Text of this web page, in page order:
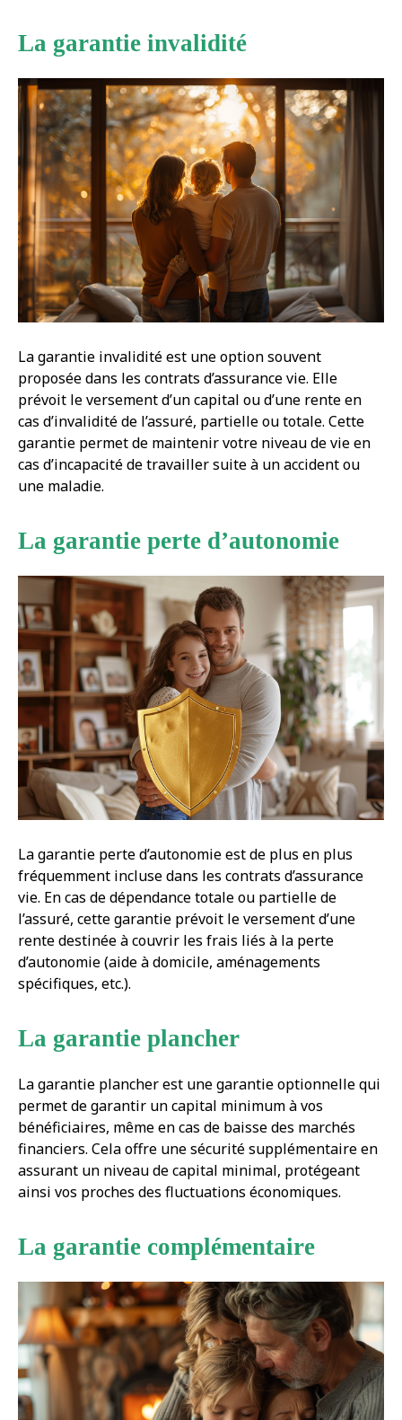
La garantie invalidité
La garantie invalidité est une option souvent
proposée dans les contrats d’assurance vie. Elle
prévoit le versement d’un capital ou d’une rente en
cas d’invalidité de l’assuré, partielle ou totale. Cette
garantie permet de maintenir votre niveau de vie en
cas d’incapacité de travailler suite à un accident ou
une maladie.
La garantie perte d’autonomie
La garantie perte d’autonomie est de plus en plus
fréquemment incluse dans les contrats d’assurance
vie. En cas de dépendance totale ou partielle de
l’assuré, cette garantie prévoit le versement d’une
rente destinée à couvrir les frais liés à la perte
d’autonomie (aide à domicile, aménagements
spécifiques, etc.).
La garantie plancher
La garantie plancher est une garantie optionnelle qui
permet de garantir un capital minimum à vos
bénéficiaires, même en cas de baisse des marchés
financiers. Cela offre une sécurité supplémentaire en
assurant un niveau de capital minimal, protégeant
ainsi vos proches des fluctuations économiques.
La garantie complémentaire